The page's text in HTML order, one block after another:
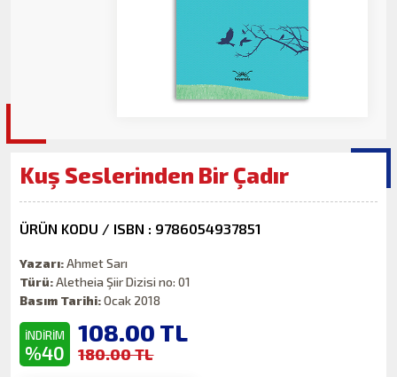
Kuş Seslerinden Bir Çadır
ÜRÜN KODU / ISBN : 9786054937851
Yazarı:Ahmet Sarı
Türü:Aletheia Şiir Dizisi no: 01
Basım Tarihi:Ocak 2018
İNDİRİM
%40
108.00 TL
180.00 TL